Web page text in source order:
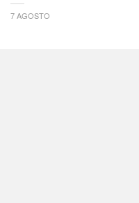
7 AGOSTO